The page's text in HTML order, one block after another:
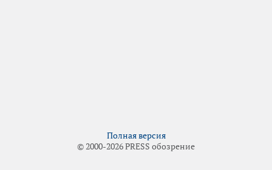
Полная версия
© 2000-2026 PRESS обозрение